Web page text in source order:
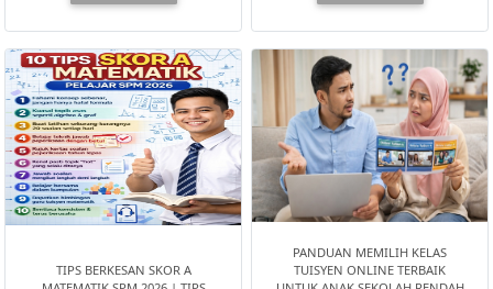
TIPS BERKESAN SKOR A
PANDUAN MEMILIH KELAS
TUISYEN ONLINE TERBAIK